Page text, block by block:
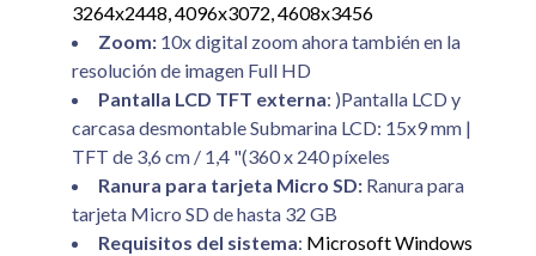
3264x2448, 4096x3072, 4608x3456
Zoom: 10x digital zoomahoratambiénen la
resoluciónde imagen Full HD
Pantalla LCD TFT externa: )Pantalla LCD y
carcasa desmontable Submarina LCD: 15x9mm |
TFT de 3,6 cm / 1,4 "(360x 240píxeles
Ranura para tarjeta Micro SD: Ranurapara
tarjeta Micro SD de hasta 32 GB
Requisitos del sistema: Microsoft Windows